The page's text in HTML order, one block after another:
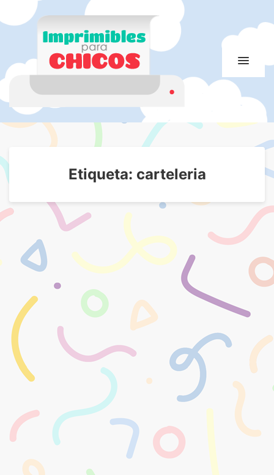
Imprimibles para
chicos
Imprimibles para chicos. Juegos. Imágenes educativas
Etiqueta: carteleria